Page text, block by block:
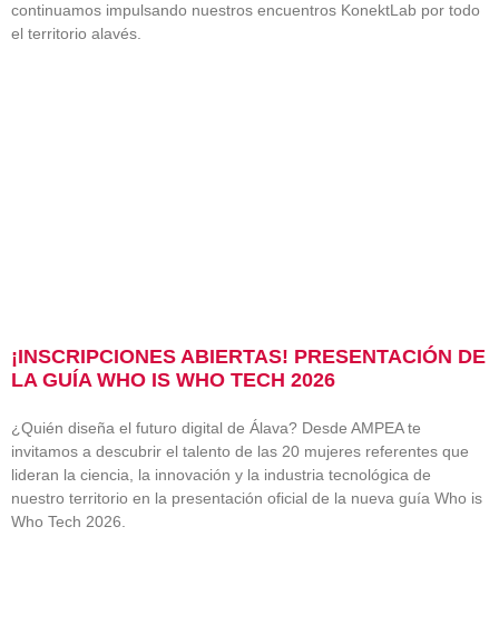
continuamos impulsando nuestros encuentros KonektLab por todo
el territorio alavés.
¡INSCRIPCIONES ABIERTAS! PRESENTACIÓN DE
LA GUÍA WHO IS WHO TECH 2026
¿Quién diseña el futuro digital de Álava? Desde AMPEA te
invitamos a descubrir el talento de las 20 mujeres referentes que
lideran la ciencia, la innovación y la industria tecnológica de
nuestro territorio en la presentación oficial de la nueva guía Who is
Who Tech 2026.